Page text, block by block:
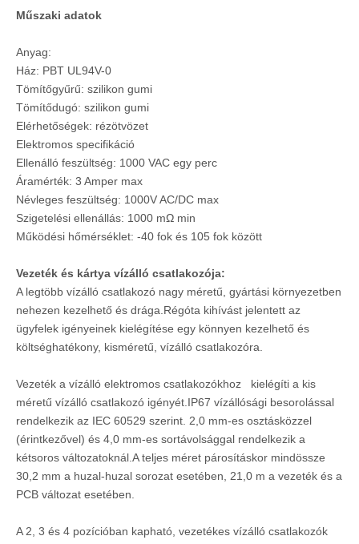
Műszaki adatok
Anyag:
Ház: PBT UL94V-0
Tömítőgyűrű: szilikon gumi
Tömítődugó: szilikon gumi
Elérhetőségek: rézötvözet
Elektromos specifikáció
Ellenálló feszültség: 1000 VAC egy perc
Áramérték: 3 Amper max
Névleges feszültség: 1000V AC/DC max
Szigetelési ellenállás: 1000 mΩ min
Működési hőmérséklet: -40 fok és 105 fok között
Vezeték és kártya vízálló csatlakozója:
A legtöbb vízálló csatlakozó nagy méretű, gyártási környezetben
nehezen kezelhető és drága.Régóta kihívást jelentett az
ügyfelek igényeinek kielégítése egy könnyen kezelhető és
költséghatékony, kisméretű, vízálló csatlakozóra.
Vezeték a vízálló elektromos csatlakozókhoz kielégíti a kis
méretű vízálló csatlakozó igényét.IP67 vízállósági besorolással
rendelkezik az IEC 60529 szerint. 2,0 mm-es osztásközzel
(érintkezővel) és 4,0 mm-es sortávolsággal rendelkezik a
kétsoros változatoknál.A teljes méret párosításkor mindössze
30,2 mm a huzal-huzal sorozat esetében, 21,0 m a vezeték és a
PCB változat esetében.
A 2, 3 és 4 pozícióban kapható, vezetékes vízálló csatlakozók